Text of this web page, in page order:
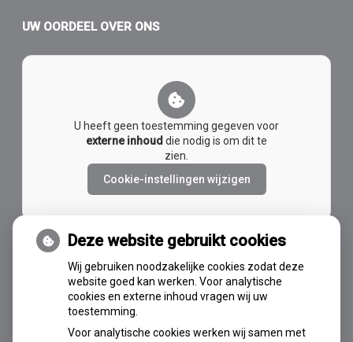
UW OORDEEL OVER ONS
U heeft geen toestemming gegeven voor
externe inhoud die nodig is om dit te
zien.
Cookie-instellingen wijzigen
Deze website gebruikt cookies
Wij gebruiken noodzakelijke cookies zodat deze
website goed kan werken. Voor analytische
cookies en externe inhoud vragen wij uw
toestemming.
Voor analytische cookies werken wij samen met